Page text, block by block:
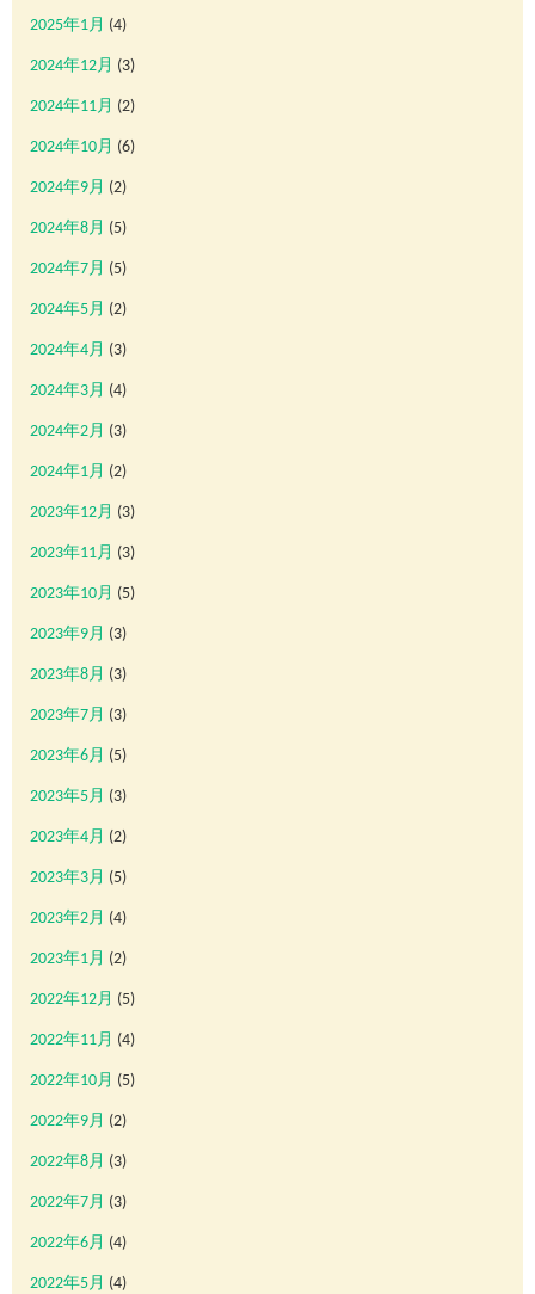
2025年1月 (4)
2024年12月 (3)
2024年11月 (2)
2024年10月 (6)
2024年9月 (2)
2024年8月 (5)
2024年7月 (5)
2024年5月 (2)
2024年4月 (3)
2024年3月 (4)
2024年2月 (3)
2024年1月 (2)
2023年12月 (3)
2023年11月 (3)
2023年10月 (5)
2023年9月 (3)
2023年8月 (3)
2023年7月 (3)
2023年6月 (5)
2023年5月 (3)
2023年4月 (2)
2023年3月 (5)
2023年2月 (4)
2023年1月 (2)
2022年12月 (5)
2022年11月 (4)
2022年10月 (5)
2022年9月 (2)
2022年8月 (3)
2022年7月 (3)
2022年6月 (4)
2022年5月 (4)